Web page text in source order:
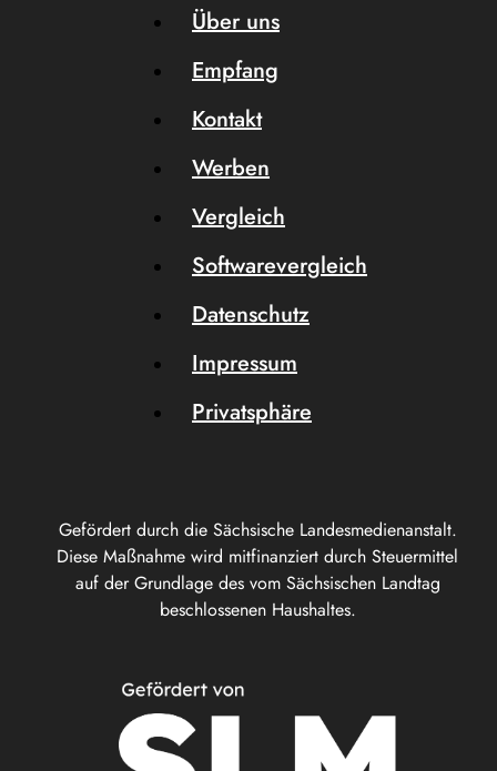
Gefördert durch die Sächsische Landesmedienanstalt.
Diese Maßnahme wird mitfinanziert durch Steuermittel
auf der Grundlage des vom Sächsischen Landtag
beschlossenen Haushaltes.
Über uns
Empfang
Kontakt
Werben
Vergleich
Softwarevergleich
Datenschutz
Impressum
Privatsphäre